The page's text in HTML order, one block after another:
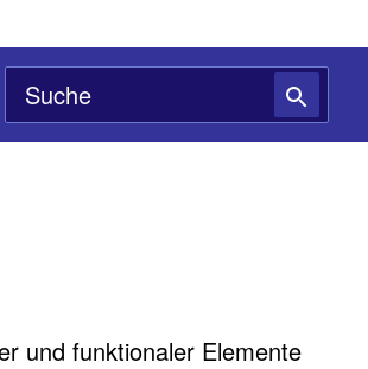
und funktionaler Elemente